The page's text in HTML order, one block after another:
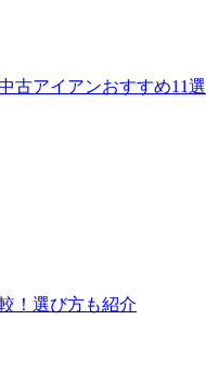
古アイアンおすすめ11選
！選び方も紹介